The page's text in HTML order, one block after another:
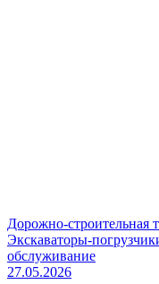
Дорожно-строительная
Экскаваторы-
обслуживание
27.05.2026